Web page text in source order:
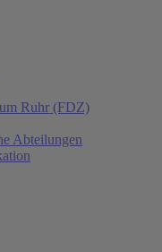
Ruhr (FDZ)
Abteilungen